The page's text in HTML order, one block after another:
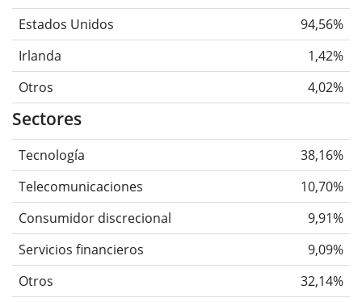
Estados Unidos
94,56%
Irlanda
1,42%
Otros
4,02%
Sectores
Tecnología
38,16%
Telecomunicaciones
10,70%
Consumidor discrecional
9,91%
Servicios financieros
9,09%
Otros
32,14%